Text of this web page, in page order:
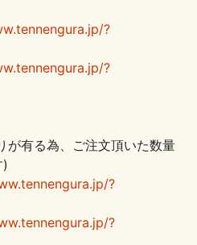
?
?
有る為、ご注文頂いた数量
)
?
?